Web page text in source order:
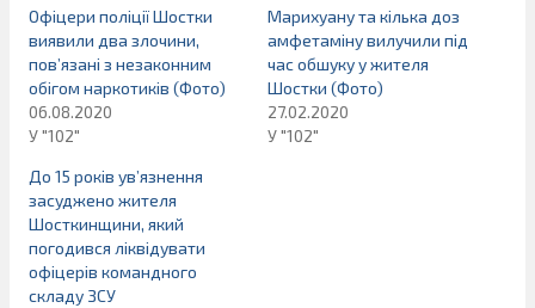
Офіцери поліції Шостки
виявили два злочини,
пов’язані з незаконним
обігом наркотиків (Фото)
06.08.2020
У "102"
Марихуану та кілька доз
амфетаміну вилучили під
час обшуку у жителя
Шостки (Фото)
27.02.2020
У "102"
До 15 років ув’язнення
засуджено жителя
Шосткинщини, який
погодився ліквідувати
офіцерів командного
складу ЗСУ